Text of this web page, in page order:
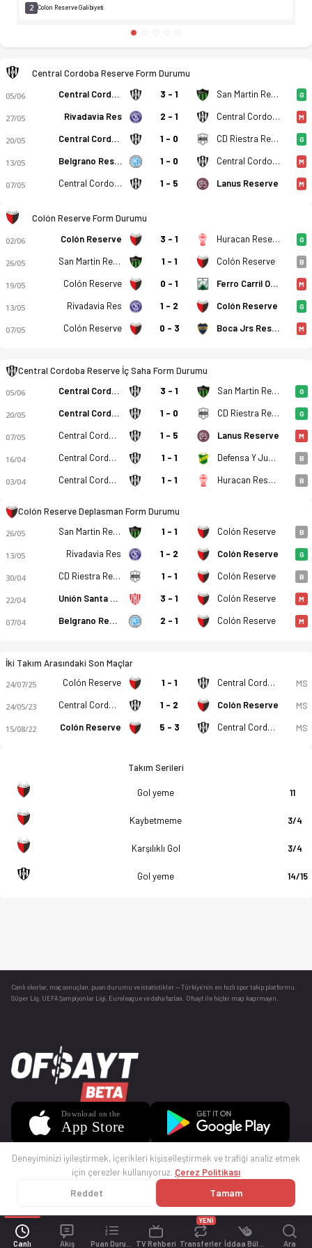
Canlı Akış TV Rehberi Transferler
YENİ
Ara
2 Colón Reserve Galibiyeti
Central Cordoba Reserve Form Durumu
05/06 Central Cordoba Reserve 3 - 1 San Martin Reserve G
27/05 Rivadavia Res 2 - 1 Central Cordoba Reserve M
20/05 Central Cordoba Reserve 1 - 0 CD Riestra Reserve G
13/05 Belgrano Reserve 1 - 0 Central Cordoba Reserve M
07/05 Central Cordoba Reserve 1 - 5 Lanus Reserve M
Colón Reserve Form Durumu
02/06 Colón Reserve 3 - 1 Huracan Reserve G
26/05 San Martin Reserve 1 - 1 Colón Reserve B
19/05 Colón Reserve 0 - 1 Ferro Carril Oeste Reserve M
13/05 Rivadavia Res 1 - 2 Colón Reserve G
07/05 Colón Reserve 0 - 3 Boca Jrs Reserve M
Central Cordoba Reserve İç Saha Form Durumu
05/06 Central Cordoba Reserve 3 - 1 San Martin Reserve G
20/05 Central Cordoba Reserve 1 - 0 CD Riestra Reserve G
07/05 Central Cordoba Reserve 1 - 5 Lanus Reserve M
16/04 Central Cordoba Reserve 1 - 1 Defensa Y Justicia Reserve B
03/04 Central Cordoba Reserve 1 - 1 Huracan Reserve B
Colón Reserve Deplasman Form Durumu
26/05 San Martin Reserve 1 - 1 Colón Reserve B
13/05 Rivadavia Res 1 - 2 Colón Reserve G
30/04 CD Riestra Reserve 1 - 1 Colón Reserve B
22/04 Unión Santa Fe Reserve 3 - 1 Colón Reserve M
07/04 Belgrano Reserve 2 - 1 Colón Reserve M
İki Takım Arasındaki Son Maçlar
24/07/25 Colón Reserve 1 - 1 Central Cordoba Reserve MS
24/05/23 Central Cordoba Reserve 1 - 2 Colón Reserve MS
15/08/22 Colón Reserve 5 - 3 Central Cordoba Reserve MS
Takım Serileri
Gol yeme 11
Kaybetmeme 3/4
Karşılıklı Gol 3/4
Gol yeme 14/15
Canlı skorlar , maç sonuçları, puan durumu ve istatistikler — Türkiye’nin en hızlı spor takip platformu.
Süper Lig, UEFA Şampiyonlar Ligi, Euroleague ve daha fazlası. Ofsayt ile hiçbir maçı kaçırmayın.
© 2025 Ofsayt
Deneyiminizi iyileştirmek, içerikleri kişiselleştirmek ve trafiği analiz etmek
için çerezler kullanıyoruz. Çerez Politikası
Reddet Tamam